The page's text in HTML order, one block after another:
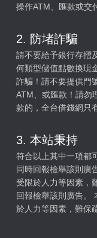
操作ATM、匯款或交
2. 防堵詐騙
請不要給予銀行存摺
何類型儲值點數換現
詐騙！請不要提供門
ATM、或匯款！請勿
款的，全台借錢網只
3. 本站秉持
符合以上其中一項都
同時回報檢舉該則廣
受限於人力等因素，
回報檢舉該則廣告。
於人力等因素，難保